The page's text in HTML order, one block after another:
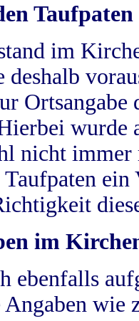
Taufpaten
im
wurde
nicht
im
ebenfalls
wie